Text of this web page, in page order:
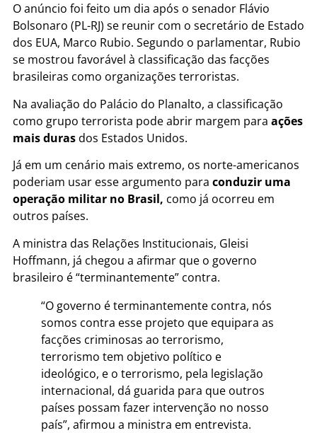
O anúncio foi feito um dia após o senador Flávio
Bolsonaro (PL-RJ) se reunir com o secretário de Estado
dos EUA, Marco Rubio. Segundo o parlamentar, Rubio
se mostrou favorável à classificação das facções
brasileiras como organizações terroristas.
Na avaliação do Palácio do Planalto, a classificação
como grupo terrorista pode abrir margem para ações
mais durasdos Estados Unidos.
Já em um cenário mais extremo, os norte-americanos
poderiam usar esse argumento para conduzir uma
operação militar no Brasil, como já ocorreu em
outros países.
A ministra das Relações Institucionais, Gleisi
Hoffmann, já chegou a afirmar que o governo
brasileiro é “terminantemente” contra.
“O governo é terminantemente contra, nós
somos contra esse projeto que equipara as
facções criminosas ao terrorismo,
terrorismo tem objetivo político e
ideológico, e o terrorismo, pela legislação
internacional, dá guarida para que outros
países possam fazer intervenção no nosso
país”, afirmou a ministra em entrevista.